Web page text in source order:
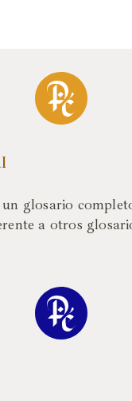
glosario
a otros